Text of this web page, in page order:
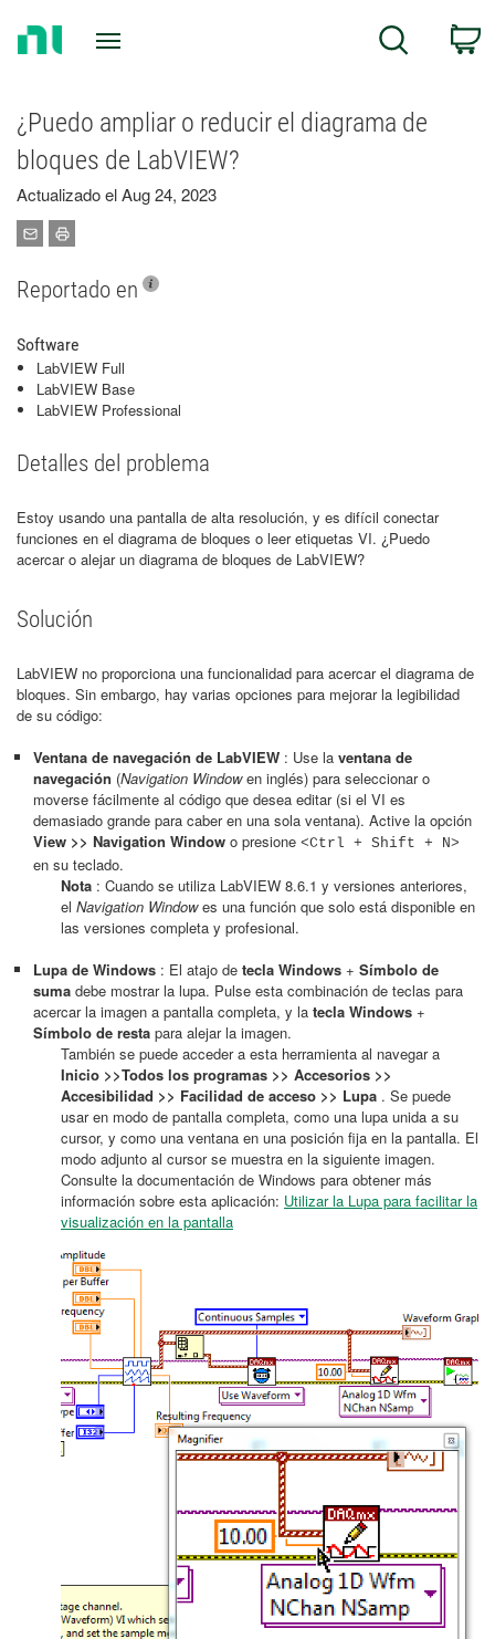
Search
¿Puedo ampliar o reducir el diagrama de
bloques de LabVIEW?
Actualizado el Aug 24, 2023
Reportado en
Software
LabVIEW Full
LabVIEW Base
LabVIEW Professional
Detalles del problema
Estoy usando una pantalla de alta resolución, y es difícil conectar
funciones en el diagrama de bloques o leer etiquetas VI. ¿Puedo
acercar o alejar un diagrama de bloques de LabVIEW?
Solución
LabVIEW no proporciona una funcionalidad para acercar el diagrama de
bloques. Sin embargo, hay varias opciones para mejorar la legibilidad
de su código:
Ventana de navegación de LabVIEW : Use la ventana de
navegación (Navigation Windowen inglés) para seleccionar o
moverse fácilmente al código que desea editar (si el VI es
demasiado grande para caber en una sola ventana). Active la opción
View >> Navigation Window o presione <Ctrl + Shift + N>
en su teclado.
Nota : Cuando se utiliza LabVIEW 8.6.1 y versiones anteriores,
el Navigation Windowes una función que solo está disponible en
las versiones completa y profesional.
Lupa de Windows : El atajo de tecla Windows + Símbolo de
suma debe mostrar la lupa. Pulse esta combinación de teclas para
acercar la imagen a pantalla completa, y la tecla Windows +
Símbolo de resta para alejar la imagen.
También se puede acceder a esta herramienta al navegar a
Inicio >>Todos los programas >> Accesorios >>
Accesibilidad >> Facilidad de acceso >> Lupa . Se puede
usar en modo de pantalla completa, como una lupa unida a su
cursor, y como una ventana en una posición fija en la pantalla. El
modo adjunto al cursor se muestra en la siguiente imagen.
Consulte la documentación de Windows para obtener más
información sobre esta aplicación: Utilizar la Lupa para facilitar la
visualización en la pantalla